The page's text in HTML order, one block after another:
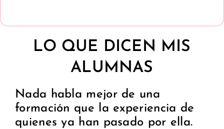
LO QUE DICEN MIS
ALUMNAS
Nada habla mejor de una
formación que la experiencia de
quienes ya han pasado por ella.